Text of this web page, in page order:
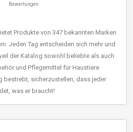
Bewertungen
Produkte von 347 bekannten Marken
Jeden Tag entscheiden sich mehr und
der Katalog sowohl beliebte als auch
und Pflegemittel für Haustiere
bestrebt, sicherzustellen, dass jeder
was er braucht!